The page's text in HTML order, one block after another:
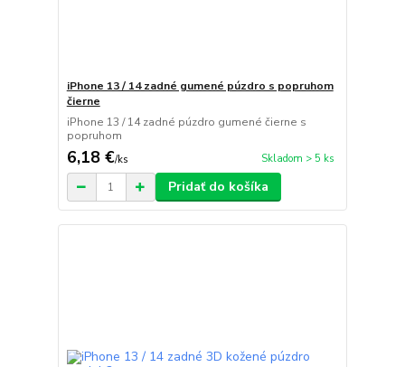
iPhone 13 / 14 zadné gumené púzdro s popruhom
čierne
iPhone 13 / 14 zadné púzdro gumené čierne s
popruhom
6,18 €/ks Skladom > 5 ks
Pridať do košíka